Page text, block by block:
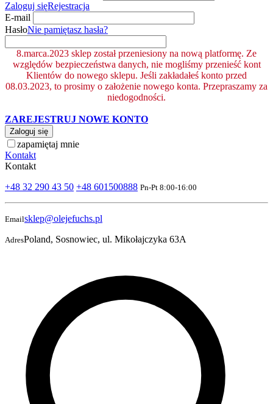
Zaloguj sięRejestracja
E-mail
HasłoNie pamiętasz hasła?
8.marca.2023 sklep został przeniesiony na nową platformę. Ze
względów bezpieczeństwa danych, nie mogliśmy przenieść kont
Klientów do nowego sklepu. Jeśli zakładałeś konto przed
08.03.2023, to prosimy o założenie nowego konta. Przepraszamy za
niedogodności.
ZAREJESTRUJ NOWE KONTO
Zaloguj się
zapamiętaj mnie
Kontakt
Kontakt
+48 32 290 43 50 +48 601500888 Pn-Pt 8:00-16:00
Emailsklep@olejefuchs.pl
AdresPoland, Sosnowiec, ul. Mikołajczyka 63A